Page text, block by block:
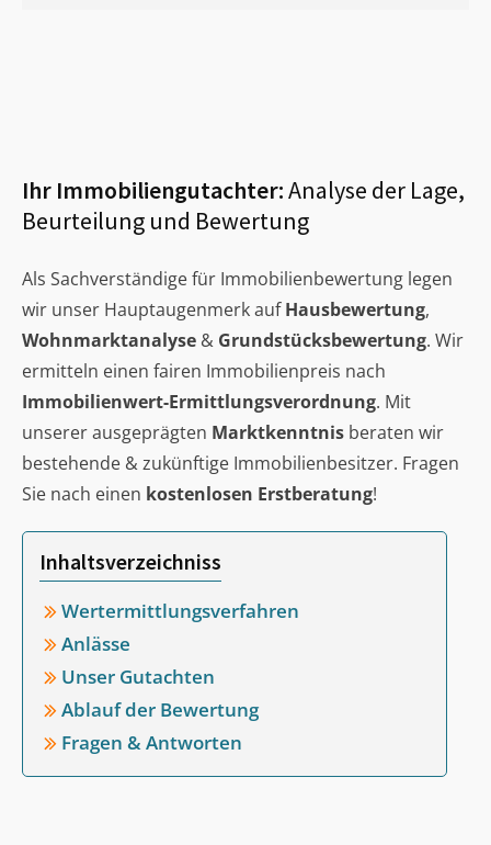
Ihr Immobiliengutachter:Analyse der Lage,
Beurteilung und Bewertung
Als Sachverständige für Immobilienbewertung legen
wir unser Hauptaugenmerk aufHausbewertung,
Wohnmarktanalyse & Grundstücksbewertung. Wir
ermitteln einen fairen Immobilienpreis nach
Immobilienwert-Ermittlungsverordnung. Mit
unserer ausgeprägten Marktkenntnis beraten wir
bestehende & zukünftige Immobilienbesitzer. Fragen
Sie nach einen kostenlosen Erstberatung!
Inhaltsverzeichniss
Wertermittlungsverfahren
Anlässe
Unser Gutachten
Ablauf der Bewertung
Fragen & Antworten